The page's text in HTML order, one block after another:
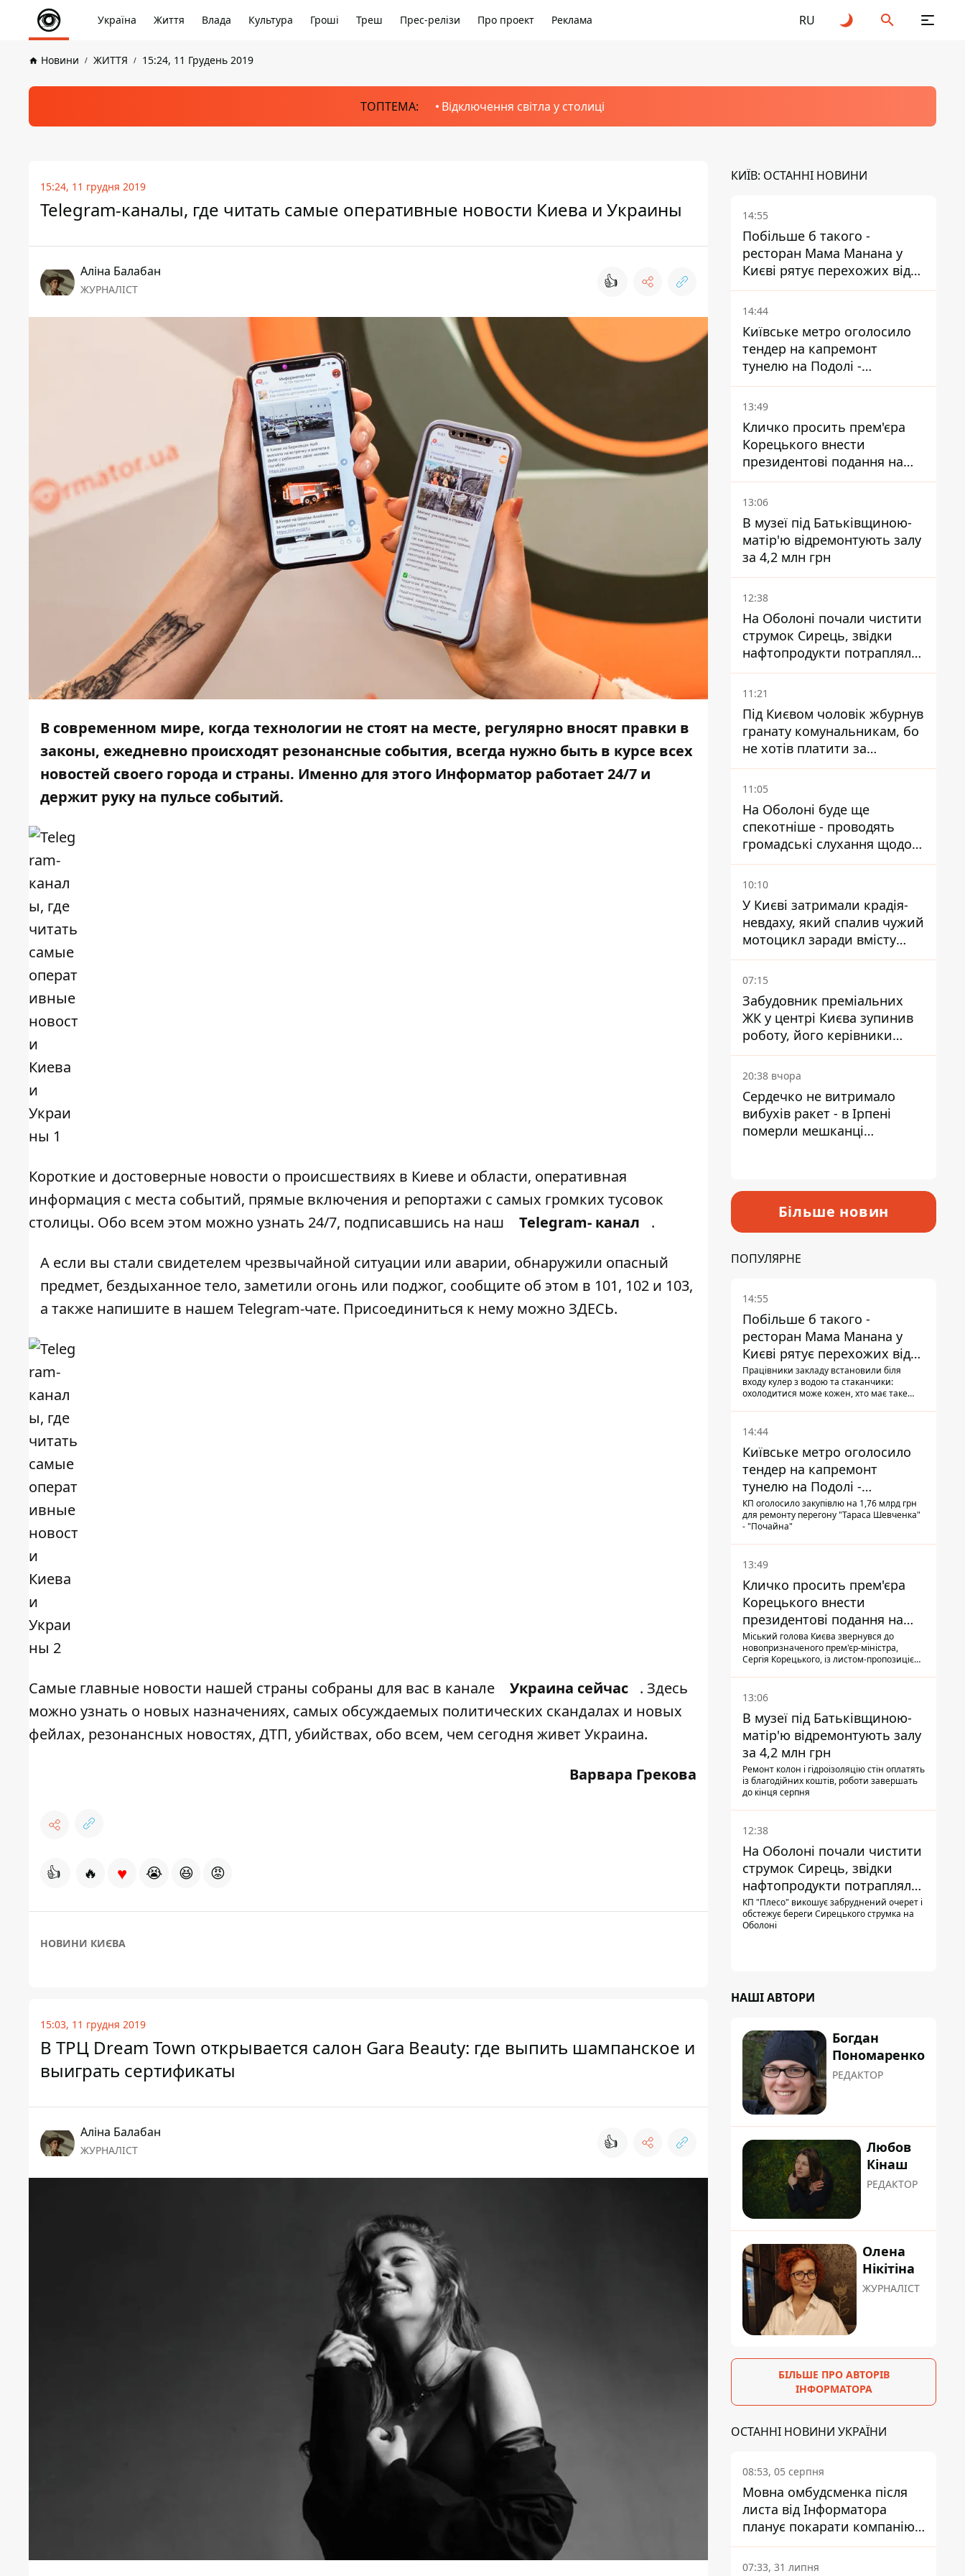
Україна Життя Влада Культура Гроші Треш Прес-релізи Про проект Реклама RU
Новини ЖИТТЯ 15:24, 11 Грудень 2019
ТОПТЕМА: Відключення світла у столиці
15:24, 11 грудня 2019
Telegram-каналы, где читать самые оперативные новости Киева и Украины
Аліна Балабан
ЖУРНАЛІСТ 👍
В современном мире, когда технологии не стоят на месте, регулярно вносят правки в
законы, ежедневно происходят резонансные события, всегда нужно быть в курсе всех
новостей своего города и страны. Именно для этого Информатор работает 24/7 и
держит руку на пульсе событий.
Короткие и достоверные новости о происшествиях в Киеве и области, оперативная
информация с места событий, прямые включения и репортажи с самых громких тусовок
столицы. Обо всем этом можно узнать 24/7, подписавшись на наш
Telegram- канал .
А если вы стали свидетелем чрезвычайной ситуации или аварии, обнаружили опасный
предмет, бездыханное тело, заметили огонь или поджог, сообщите об этом в 101, 102 и 103,
а также напишите в нашем Telegram-чате. Присоединиться к нему можно ЗДЕСЬ.
Самые главные новости нашей страны собраны для вас в канале Украина сейчас
. Здесь
можно узнать о новых назначениях, самых обсуждаемых политических скандалах и новых
фейлах, резонансных новостях, ДТП, убийствах, обо всем, чем сегодня живет Украина.
Варвара Грекова
👍 🔥 ♥ 😭 😆 😡
НОВИНИ КИЄВА
15:03, 11 грудня 2019
В ТРЦ Dream Town открывается салон Gara Beauty: где выпить шампанское и
выиграть сертификаты
Аліна Балабан
ЖУРНАЛІСТ 👍
КИЇВ: ОСТАННІ НОВИНИ
14:55
Побільше б такого -
ресторан Мама Манана у
Києві рятує перехожих від
спеки
14:44
Київське метро оголосило
тендер на капремонт
тунелю на Подолі -
триватиме майже два роки
13:49
Кличко просить прем'єра
Корецького внести
президентові подання на
звільнення володаря
Троєщини Бахматова
13:06
В музеї під Батьківщиною-
матір'ю відремонтують залу
за 4,2 млн грн
12:38
На Оболоні почали чистити
струмок Сирець, звідки
нафтопродукти потрапляли
до озер
11:21
Під Києвом чоловік жбурнув
гранату комунальникам, бо
не хотів платити за
квитанціями
11:05
На Оболоні буде ще
спекотніше - проводять
громадські слухання щодо
храму УГКЦ на Північній
10:10
У Києві затримали крадія-
невдаху, який спалив чужий
мотоцикл заради вмісту
багажника
07:15
Забудовник преміальних
ЖК у центрі Києва зупинив
роботу, його керівники
втекли з України - Bihus.info
20:38 вчора
Сердечко не витримало
вибухів ракет - в Ірпені
померли мешканці
Більше новин
ПОПУЛЯРНЕ
14:55
Побільше б такого -
ресторан Мама Манана у
Києві рятує перехожих від
спеки
Працівники закладу встановили біля
входу кулер з водою та стаканчики:
охолодитися може кожен, хто має таке
14:44
Київське метро оголосило
тендер на капремонт
тунелю на Подолі -
триватиме майже два роки
КП оголосило закупівлю на 1,76 млрд грн
для ремонту перегону "Тараса Шевченка"
- "Почайна"
13:49
Кличко просить прем'єра
Корецького внести
президентові подання на
звільнення володаря
Троєщини Бахматова
Міський голова Києва звернувся до
новопризначеного прем'єр-міністра,
Сергія Корецького, із листом-пропозицією
13:06
В музеї під Батьківщиною-
матір'ю відремонтують залу
за 4,2 млн грн
Ремонт колон і гідроізоляцію стін оплатять
із благодійних коштів, роботи завершать
до кінця серпня
12:38
На Оболоні почали чистити
струмок Сирець, звідки
нафтопродукти потрапляли
до озер
КП "Плесо" викошує забруднений очерет і
обстежує береги Сирецького струмка на
Оболоні
НАШІ АВТОРИ
Богдан
Пономаренко
РЕДАКТОР
Любов
Кінаш
РЕДАКТОР
Олена
Нікітіна
ЖУРНАЛІСТ
БІЛЬШЕ ПРО АВТОРІВ
ІНФОРМАТОРА
ОСТАННІ НОВИНИ УКРАЇНИ
08:53, 05 серпня
Мовна омбудсменка після
листа від Інформатора
планує покарати компанію-
підрядника ПриватБанку
07:33, 31 липня